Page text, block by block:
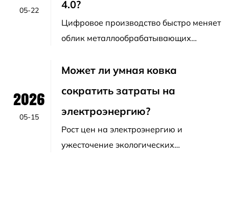
05-22
4.0?
Цифровое производство быстро меняет
облик металлообрабатывающих
производство больше ...
2026
05-15
Может ли умная ковка
сократить затраты на
электроэнергию?
Рост цен на электроэнергию и
ужесточение экологических